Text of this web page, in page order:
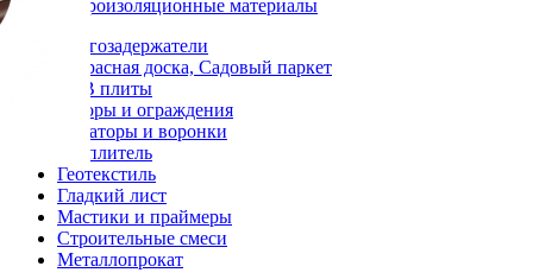
Гидроизоляционные материалы
Снегозадержатели
Террасная доска, Садовый паркет
OSB плиты
Заборы и ограждения
Аэраторы и воронки
Утеплитель
Геотекстиль
Гладкий лист
Мастики и праймеры
Строительные смеси
Металлопрокат